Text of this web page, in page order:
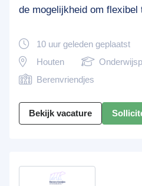
de mogelijkheid om flexibel
10 uur geleden geplaatst
Houten
Berenvriendjes
Bekijk vacature